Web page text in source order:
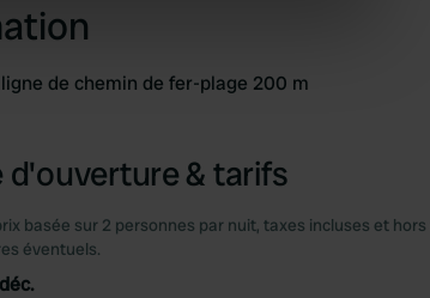
partners who may combine it with
de chemin de fer-plage 200 m
d'ouverture & tarifs
basée sur 2 personnes par nuit, taxes incluses et
éventuels.